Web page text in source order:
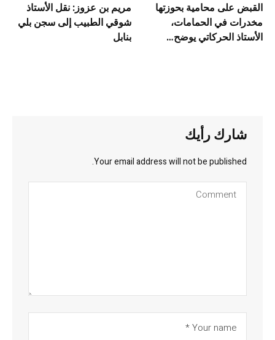
القبض على محامية بحوزتها
مخدرات في الحمامات،
الأستاذ الحركاتي يوضح…
مريم بن عزوز: نقل الأستاذ
شوقي الطبيب إلى سجن بلي
بنابل
شارك رأيك
Your email address will not be published.